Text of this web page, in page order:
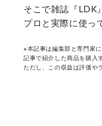
そこで雑誌『LDK
プロと実際に使っ
※本記事は編集部と専門家
記事で紹介した商品を購入
ただし、この収益は評価や